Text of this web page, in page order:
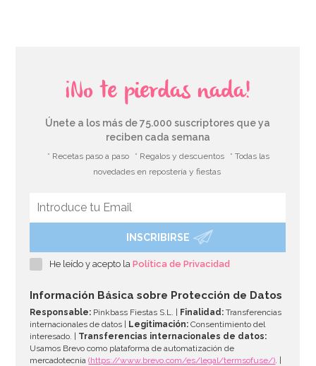
Caja para Tartas 35,5 x 35,5 cm
AÑADIR
¡No te pierdas nada!
Únete a los más de 75.000 suscriptores que ya
reciben cada semana
* Recetas paso a paso * Regalos y descuentos
* Todas las
novedades en repostería y fiestas
INSCRIBIRSE
He leído y acepto laPolítica de Privacidad
Información Básica sobre Protección de Datos
Responsable: Pinkbass Fiestas S.L. | Finalidad: Transferencias
internacionales de datos |
Legitimación: Consentimiento del
interesado. | Transferencias internacionales de datos:
Usamos Brevo como plataforma de automatización de
mercadotecnia(https://www.brevo.com/es/legal/termsofuse/). |